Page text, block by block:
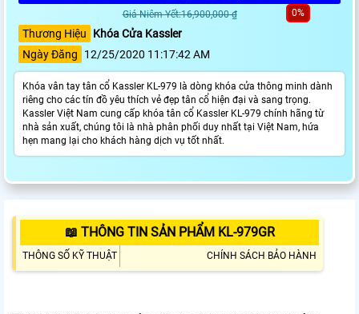
Giá Niêm Yết:16,900,000 ₫ 0%
Thương Hiệu
Khóa Cửa Kassler
Ngày Đăng
12/25/2020 11:17:42 AM
Khóa vân tay tân cổ Kassler KL-979 là dòng khóa cửa thông minh dành
riêng cho các tín đồ yêu thích vẻ đẹp tân cổ hiện đại và sang trọng.
Kassler Việt Nam cung cấp khóa tân cổ Kassler KL-979 chính hãng từ
nhà sản xuất, chúng tôi là nhà phân phối duy nhất tại Việt Nam, hứa
hẹn mang lại cho khách hàng dịch vụ tốt nhất.
📖 THÔNG TIN SẢN PHẨM KL-979GR
THÔNG SỐ KỸ THUẬT CHÍNH SÁCH BẢO HÀNH